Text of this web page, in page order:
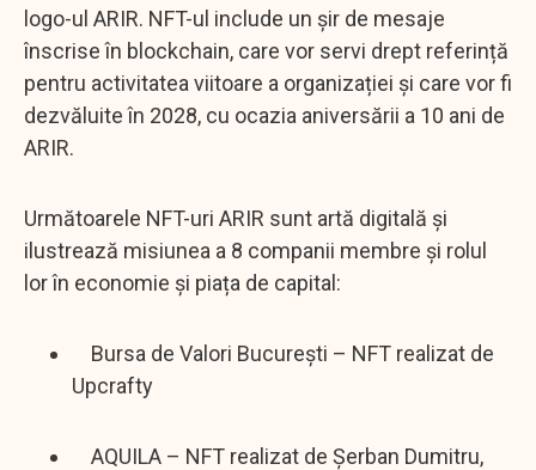
logo-ul ARIR. NFT-ul include un șir de mesaje
înscrise în blockchain, care vor servi drept referință
pentru activitatea viitoare a organizației și care vor fi
dezvăluite în 2028, cu ocazia aniversării a 10 ani de
ARIR.
Următoarele NFT-uri ARIR sunt artă digitală și
ilustrează misiunea a 8 companii membre și rolul
lor în economie și piața de capital:
Bursa de Valori București – NFT realizat de
Upcrafty
AQUILA – NFT realizat de Șerban Dumitru,